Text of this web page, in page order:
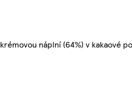
náplní (64%) v kakaové